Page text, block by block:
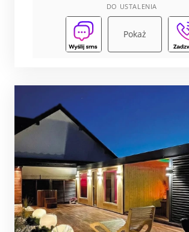
DO USTALENIA
Pokaż